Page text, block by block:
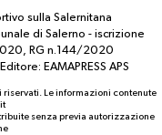
sulla Salernitana
di Salerno - iscrizione
RG n.144/2020
EAMAPRESS APS
Le informazioni contenute
senza previa autorizzazione